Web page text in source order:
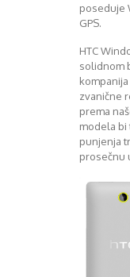
poseduje
GPS.
HTC
solidnom
kompanija
zvanične
prema
modela bi
punjenja
prosečnu